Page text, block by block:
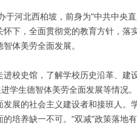
于河北西柏坡，前身为“中共中央
下，全面贯彻党的教育方针，落
体美劳全面发展。
校史馆，了解学校历史沿革、建
学生德智体美劳全面发展等情况
展的社会主义建设者和接班人。
培养缺一不可。“双减”政策落地